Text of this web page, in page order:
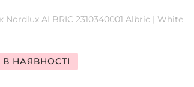
Nordlux ALBRIC 2310340001 Albric | White
НАЯВНОСТІ